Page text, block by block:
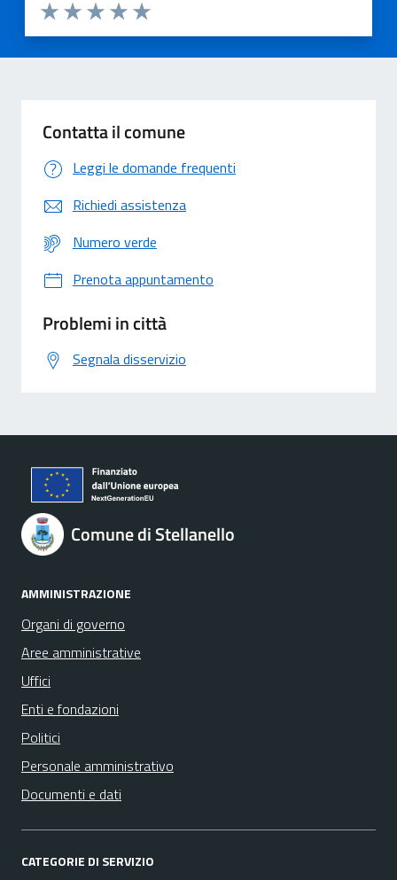
Valuta 5 stelle su 5
Valuta 4 stelle su 5
Valuta 3 stelle su 5
Valuta 2 stelle su 5
Valuta 1 stelle su 5
Contatta il comune
Leggi le domande frequenti
Richiedi assistenza
Numero verde
Prenota appuntamento
Problemi in città
Segnala disservizio
Comune di Stellanello
AMMINISTRAZIONE
Organi di governo
Aree amministrative
Uffici
Enti e fondazioni
Politici
Personale amministrativo
Documenti e dati
CATEGORIE DI SERVIZIO